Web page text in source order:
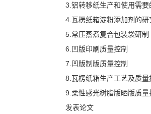
3.铝转移纸生产和使用需要
4.瓦楞纸箱淀粉添加剂的研
5.常压蒸煮复合包装袋研制
6.凹版印刷质量控制
7.凹版制版质量控制
8.瓦楞纸箱生产工艺及质量
9.柔性感光树脂版晒版质量
发表论文